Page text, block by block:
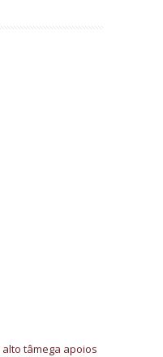
alto tâmega apoios